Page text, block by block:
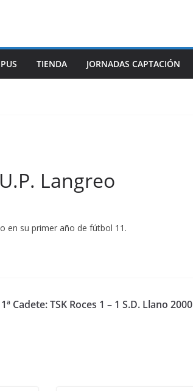
TIENDA JORNADAS CAPTACIÓN
Langreo
en su primer año de fútbol 11.
1ª Cadete: TSK Roces 1 – 1 S.D. Llano 2000